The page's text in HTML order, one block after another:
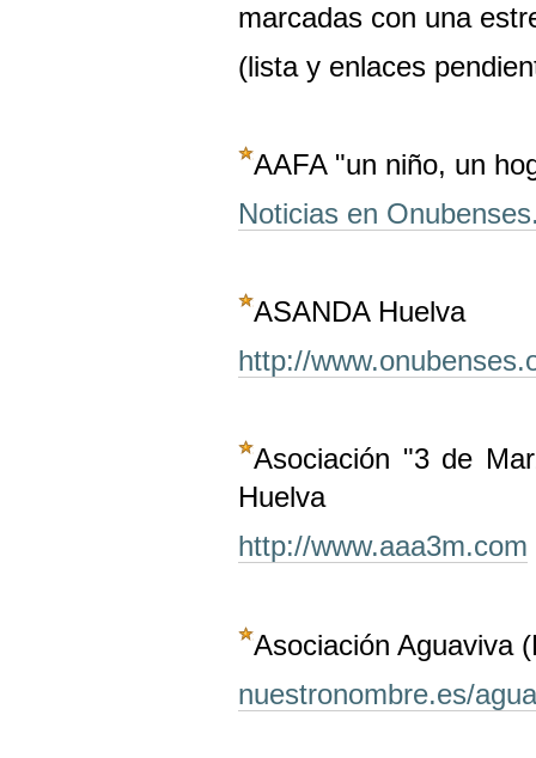
marcadas con una
(lista y enlaces
AAFA "un niño, un
Noticias en
ASANDA Huelva
http://
Asociación "3 de
Huelva
http://www.aaa3m.com
Asociación Aguaviva
nuestronombre.es/